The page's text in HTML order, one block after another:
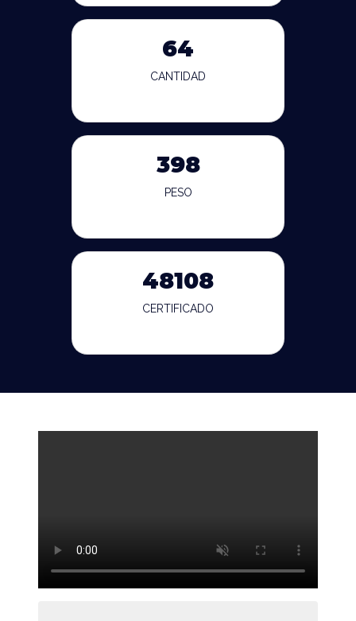
64
CANTIDAD
398
PESO
48108
CERTIFICADO